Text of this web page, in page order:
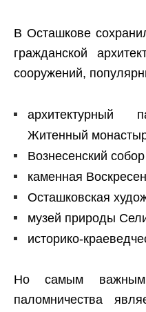
В Осташкове
гражданской
сооружений,
архитектурный
Житенный
Вознесенский
каменная
Осташковская
музей природы
историко-
Но самым важным
паломничества